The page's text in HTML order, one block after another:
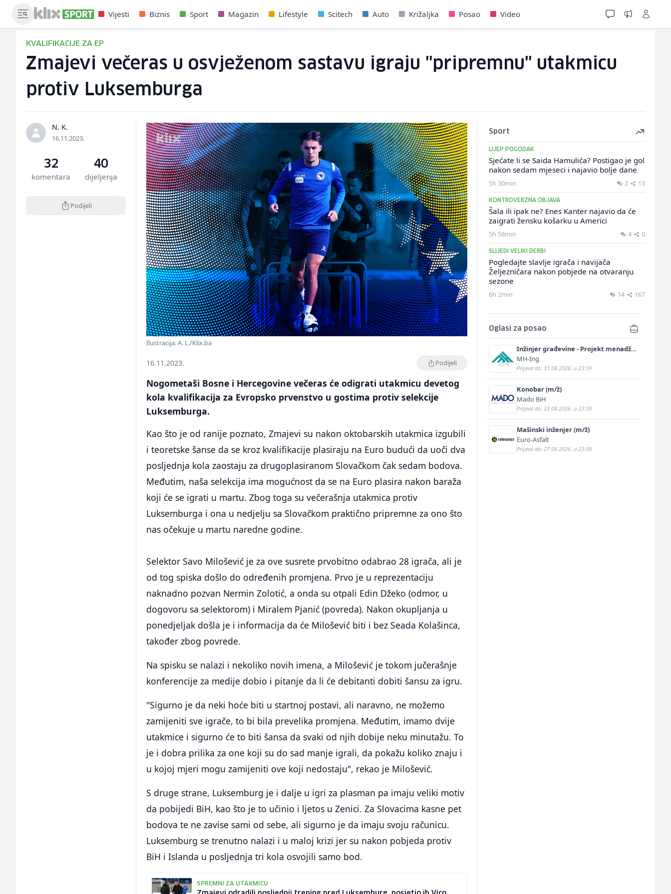
Vijesti Biznis Sport Magazin Lifestyle Scitech Auto Križaljka Posao Video
KVALIFIKACIJE ZA EP
Zmajevi večeras u osvježenom sastavu igraju "pripremnu" utakmicu
protiv Luksemburga
N. K.
16.11.2023.
32
komentara
40
dijeljenja
Podijeli
Ilustracija: A. L./Klix.ba
16.11.2023. Podijeli
Nogometaši Bosne i Hercegovine večeras će odigrati utakmicu devetog
kola kvalifikacija za Evropsko prvenstvo u gostima protiv selekcije
Luksemburga.
Kao što je od ranije poznato, Zmajevi su nakon oktobarskih utakmica izgubili
i teoretske šanse da se kroz kvalifikacije plasiraju na Euro budući da uoči dva
posljednja kola zaostaju za drugoplasiranom Slovačkom čak sedam bodova.
Međutim, naša selekcija ima mogućnost da se na Euro plasira nakon baraža
koji će se igrati u martu. Zbog toga su večerašnja utakmica protiv
Luksemburga i ona u nedjelju sa Slovačkom praktično pripremne za ono što
nas očekuje u martu naredne godine.
Selektor Savo Milošević je za ove susrete prvobitno odabrao 28 igrača, ali je
od tog spiska došlo do određenih promjena. Prvo je u reprezentaciju
naknadno pozvan Nermin Zolotić, a onda su otpali Edin Džeko (odmor, u
dogovoru sa selektorom) i Miralem Pjanić (povreda). Nakon okupljanja u
ponedjeljak došla je i informacija da će Milošević biti i bez Seada Kolašinca,
također zbog povrede.
Na spisku se nalazi i nekoliko novih imena, a Milošević je tokom jučerašnje
konferencije za medije dobio i pitanje da li će debitanti dobiti šansu za igru.
"Sigurno je da neki hoće biti u startnoj postavi, ali naravno, ne možemo
zamijeniti sve igrače, to bi bila prevelika promjena. Međutim, imamo dvije
utakmice i sigurno će to biti šansa da svaki od njih dobije neku minutažu. To
je i dobra prilika za one koji su do sad manje igrali, da pokažu koliko znaju i
u kojoj mjeri mogu zamijeniti ove koji nedostaju", rekao je Milošević.
S druge strane, Luksemburg je i dalje u igri za plasman pa imaju veliki motiv
da pobijedi BiH, kao što je to učinio i ljetos u Zenici. Za Slovacima kasne pet
bodova te ne zavise sami od sebe, ali sigurno je da imaju svoju računicu.
Luksemburg se trenutno nalazi i u maloj krizi jer su nakon pobjeda protiv
BiH i Islanda u posljednja tri kola osvojili samo bod.
SPREMNI ZA UTAKMICU
Sport
LIJEP POGODAK
Sjećate li se Saida Hamulića? Postigao je gol
nakon sedam mjeseci i najavio bolje dane
5h 30min 2 13
KONTROVERZNA OBJAVA
Šala ili ipak ne? Enes Kanter najavio da će
zaigrati žensku košarku u Americi
5h 58min 4 0
SLIJEDI VELIKI DERBI
Pogledajte slavlje igrača i navijača
Željezničara nakon pobjede na otvaranju
sezone
6h 2min 14 167
Oglasi za posao
Inžinjer građevine - Projekt menadžer
(m/ž)
MH-Ing
Prijava do: 31.08.2026. u 23:59
Konobar (m/ž)
Mado BiH
Prijava do: 23.08.2026. u 23:59
Mašinski inženjer (m/ž)
Euro-Asfalt
Prijava do: 27.08.2026. u 23:59